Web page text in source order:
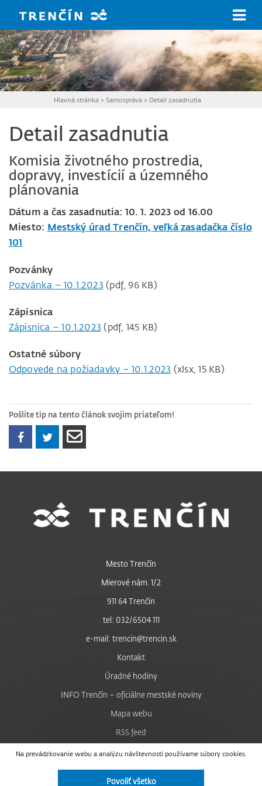
Hlavná stránka >Samospráva > Detail zasadnutia
Detail zasadnutia
Komisia životného prostredia,
dopravy, investícií a územného
plánovania
Dátum a čas zasadnutia: 10. 1. 2023 od 16.00
Miesto: Mestský úrad Trenčín, veľká zasadačka číslo
101
Pozvánky
Pozvánka – 10.1.2023 (pdf, 96 KB)
Zápisnica
Zápisnica – 10.1.2023 (pdf, 145 KB)
Ostatné súbory
Odpovede na požiadavky – 10.1.2023 (xlsx, 15 KB)
Pošlite tip na tento článok svojim priateľom!
Na prevádzkovanie webu a analýzu návštevnosti používame súbory cookies.
Povoliť všetko
Mesto Trenčín
Mierové nám. 1/2
911 64 Trenčín
tel: 032/6504 111
e-mail: trencin@trencin.sk
Kontakt
Úradné hodiny
INFO Trenčín – oficiálne mestské noviny
Mapa webu
RSS feed
Nastavenie cookies
Facebook